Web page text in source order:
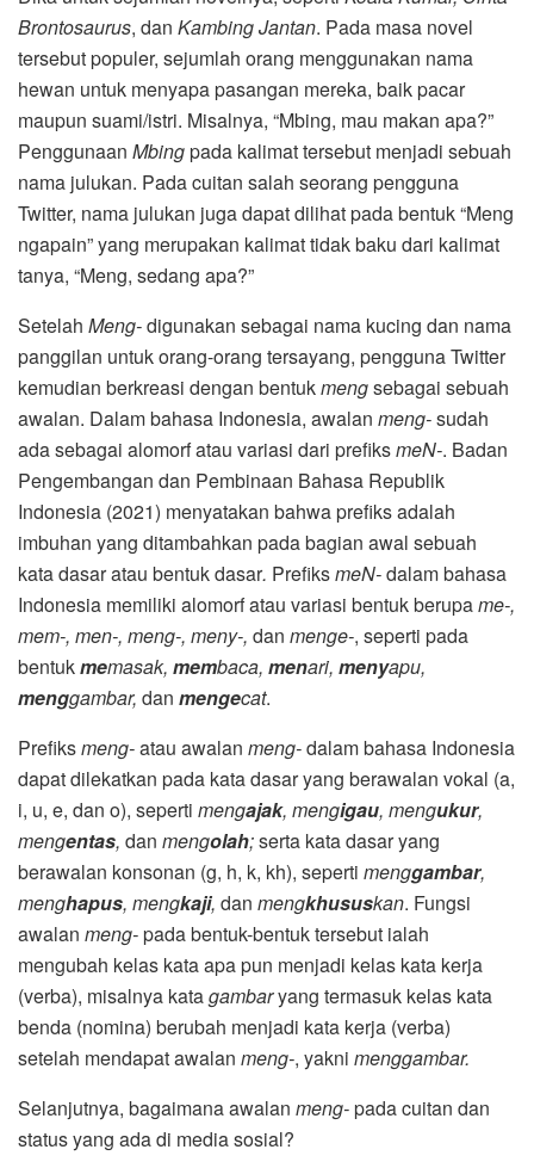
Brontosaurus, dan Kambing Jantan. Pada masa novel
tersebut populer, sejumlah orang menggunakan nama
hewan untuk menyapa pasangan mereka, baik pacar
maupun suami/istri. Misalnya, “Mbing, mau makan apa?”
Penggunaan Mbingpada kalimat tersebut menjadi sebuah
nama julukan. Pada cuitan salah seorang pengguna
Twitter, nama julukan juga dapat dilihat pada bentuk “Meng
ngapain” yang merupakan kalimat tidak baku dari kalimat
tanya, “Meng, sedang apa?”
Setelah Meng-digunakan sebagai nama kucing dan nama
panggilan untuk orang-orang tersayang, pengguna Twitter
kemudian berkreasi dengan bentukmengsebagai sebuah
awalan. Dalam bahasa Indonesia, awalan meng-sudah
ada sebagai alomorf atau variasi dari prefiksmeN-. Badan
Pengembangan dan Pembinaan Bahasa Republik
Indonesia (2021) menyatakan bahwa prefiks adalah
imbuhan yang ditambahkan pada bagian awal sebuah
kata dasar atau bentuk dasar. PrefiksmeN-dalam bahasa
Indonesia memiliki alomorf atau variasi bentuk berupame-,
mem-, men-, meng-, meny-, dan menge-, seperti pada
bentukmemasak, membaca, menari, menyapu,
menggambar, dan mengecat.
Prefiksmeng-atau awalan meng-dalam bahasa Indonesia
dapat dilekatkan pada kata dasar yang berawalan vokal (a,
i, u, e, dan o), seperti mengajak, mengigau, mengukur,
mengentas, dan mengolah;serta kata dasar yang
berawalan konsonan (g, h, k, kh), seperti menggambar,
menghapus, mengkaji, dan mengkhususkan. Fungsi
awalan meng-pada bentuk-bentuk tersebut ialah
mengubah kelas kata apa pun menjadi kelas kata kerja
(verba), misalnya katagambaryang termasuk kelas kata
benda (nomina) berubah menjadi kata kerja (verba)
setelah mendapat awalan meng-, yakni menggambar.
Selanjutnya, bagaimana awalan meng-pada cuitan dan
status yang ada di media sosial?